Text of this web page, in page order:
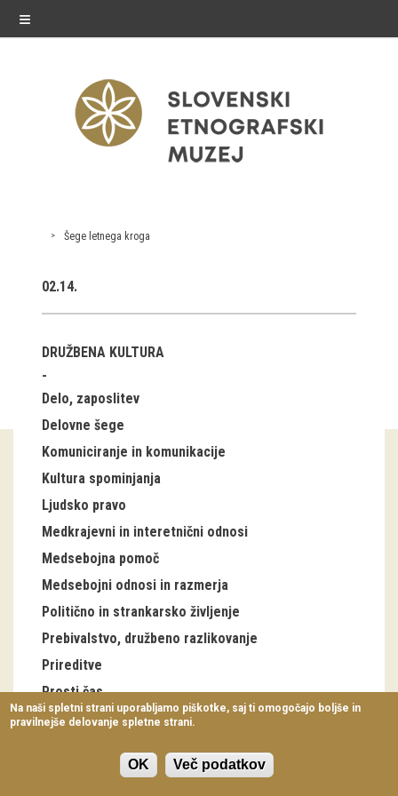
≡
razstave
Občasne razstave
Gostovanja
E-razstave
Virtualni sprehodi
Razstavni projekti
Napovednik
Arhiv razstav
Koledar dogodkov
Prireditve
Predavanja
Delavnice
Vodeni ogledi
Šege letnega kroga
02.14.
DRUŽBENA KULTURA
Delo, zaposlitev
Delovne šege
Komuniciranje in komunikacije
Kultura spominjanja
Ljudsko pravo
Medkrajevni in interetnični odnosi
Medsebojna pomoč
Medsebojni odnosi in razmerja
Politično in strankarsko življenje
Prebivalstvo, družbeno razlikovanje
Prireditve
Prosti čas
Šege letnega kroga
Na naši spletni strani uporabljamo piškotke, saj ti omogočajo boljše in
pravilnejše delovanje spletne strani.
OK Več podatkov